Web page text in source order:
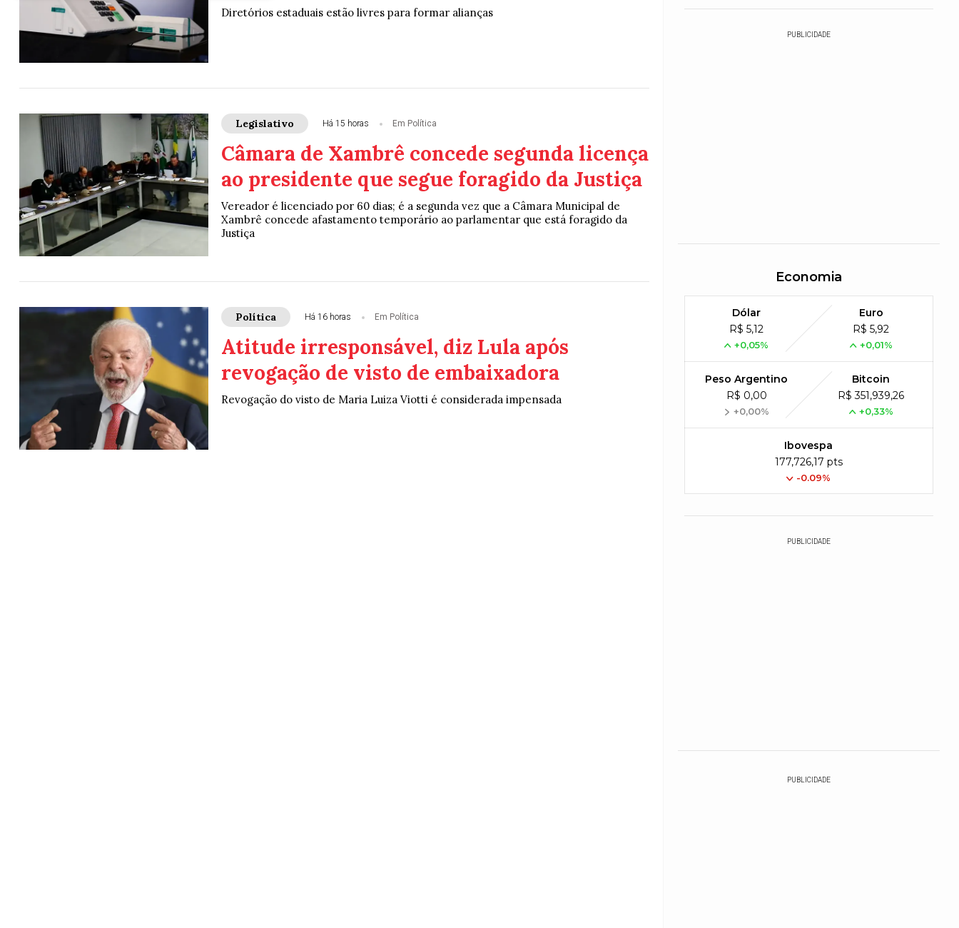
Diretórios estaduais estão livres para formar alianças
Legislativo Há 15 horas Em Política
Câmara de Xambrê concede segunda licença
ao presidente que segue foragido da Justiça
Vereador é licenciado por 60 dias; é a segunda vez que a Câmara Municipal de
Xambrê concede afastamento temporário ao parlamentar que está foragido da
Justiça
Política Há 16 horas Em Política
Atitude irresponsável, diz Lula após
revogação de visto de embaixadora
Revogação do visto de Maria Luiza Viotti é considerada impensada
PUBLICIDADE
Economia
Dólar
R$ 5,12
+0,05%
Euro
R$ 5,92
+0,01%
Peso Argentino
R$ 0,00
+0,00%
Bitcoin
R$ 351,939,26
+0,33%
Ibovespa
177,726,17 pts
-0.09%
PUBLICIDADE
PUBLICIDADE